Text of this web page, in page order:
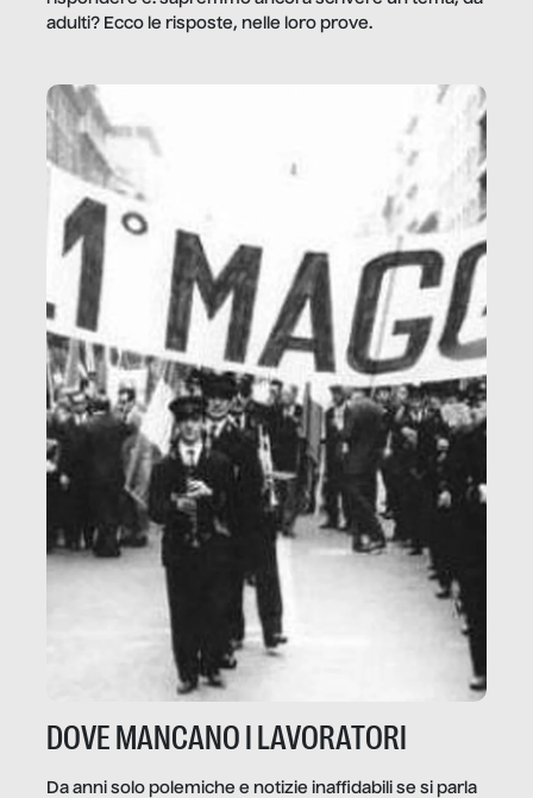
adulti? Ecco le risposte, nelle loro prove.
DOVE MANCANO I LAVORATORI
Da anni solo polemiche e notizie inaffidabili se si parla